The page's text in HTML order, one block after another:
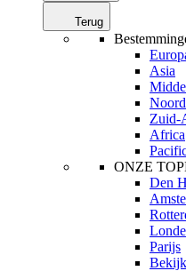
Terug
Asia
Zuid-
Africa
ONZE
Den
Parijs